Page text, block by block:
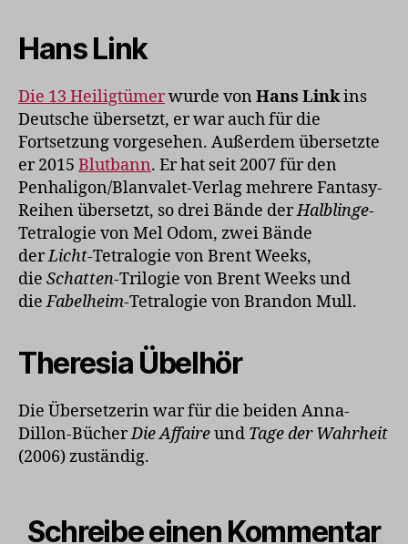
Hans Link
Die 13 Heiligtümerwurde von Hans Linkins
Deutsche übersetzt, er war auch für die
Fortsetzung vorgesehen. Außerdem übersetzte
er 2015 Blutbann. Er hat seit 2007 für den
Penhaligon/Blanvalet-Verlag mehrere Fantasy-
Reihen übersetzt, so drei Bände derHalblinge-
Tetralogie von Mel Odom, zwei Bände
derLicht-Tetralogie von Brent Weeks,
die Schatten-Trilogie von Brent Weeks und
dieFabelheim-Tetralogie von Brandon Mull.
Theresia Übelhör
Die Übersetzerin war für die beiden Anna-
Dillon-BücherDie Affaireund Tage der Wahrheit
(2006) zuständig.
Schreibe einen Kommentar